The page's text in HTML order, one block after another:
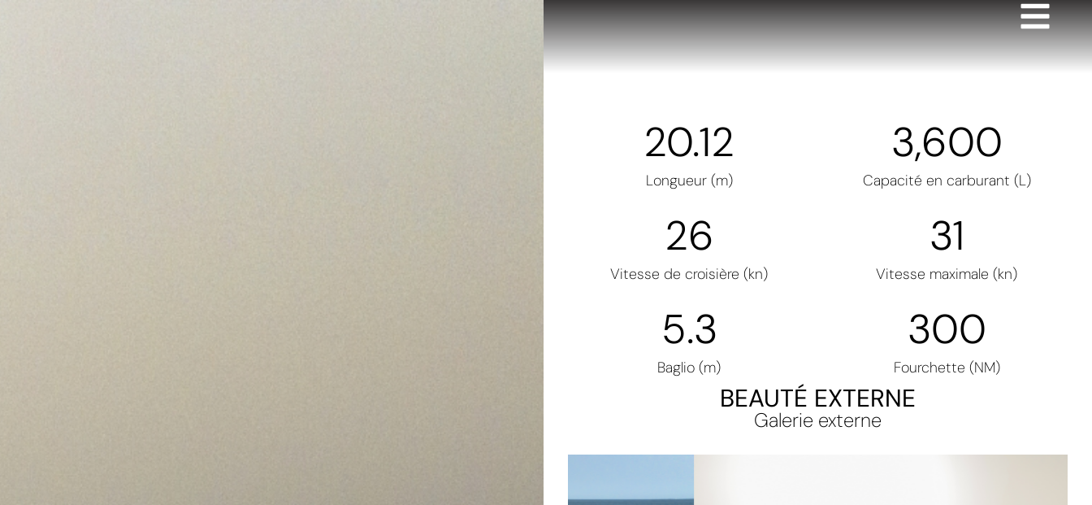
Longueur (m)
20.12
Capacité en carburant (L)
3,600
Vitesse de croisière (kn)
26
Vitesse maximale (kn)
31
Baglio (m)
5.3
Fourchette (NM)
300
BEAUTÉ EXTERNE
Galerie externe